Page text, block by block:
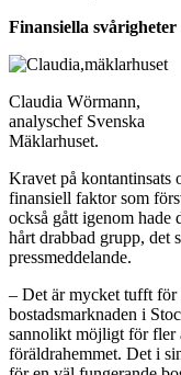
Finansiella svårigheter
Claudia Wörmann,
analyschef Svenska
Mäklarhuset.
Kravet på kontantinsats
finansiell faktor som
också gått igenom hade
hårt drabbad grupp, det
pressmeddelande.
– Det är mycket tufft för
bostadsmarknaden i
sannolikt möjligt för fler
föräldrahemmet. Det i